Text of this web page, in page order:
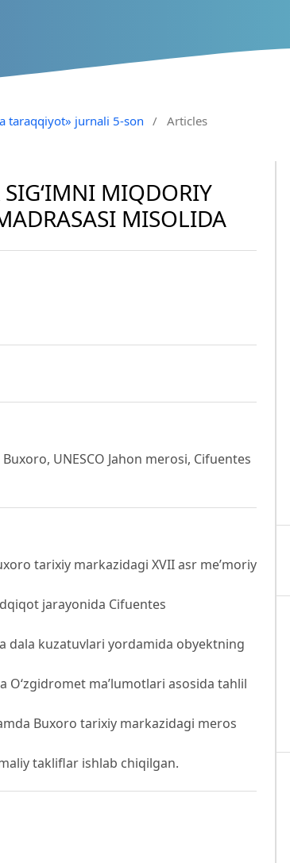
taraqqiyot» jurnali 5-son / Articles
SIG‘IMNI MIQDORIY
MISOLIDA
UNESCO Jahon merosi, Cifuentes
tarixiy markazidagi XVII asr me’moriy
jarayonida Cifuentes
dala kuzatuvlari yordamida obyektning
ma’lumotlari asosida tahlil
Buxoro tarixiy markazidagi meros
takliflar ishlab chiqilgan.